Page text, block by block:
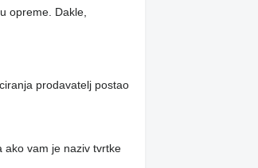
opreme. Dakle,
prodavatelj postao
ako vam je naziv tvrtke